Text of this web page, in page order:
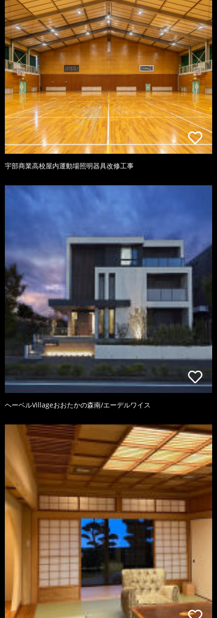
宇部商業高校屋内運動場照明器具改修工事
ヘーベルVillageおおたかの森南/エーデルワイス